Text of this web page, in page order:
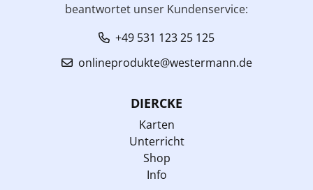
beantwortet unser Kundenservice:
+49 531 123 25 125
onlineprodukte@westermann.de
DIERCKE
Karten
Unterricht
Shop
Info